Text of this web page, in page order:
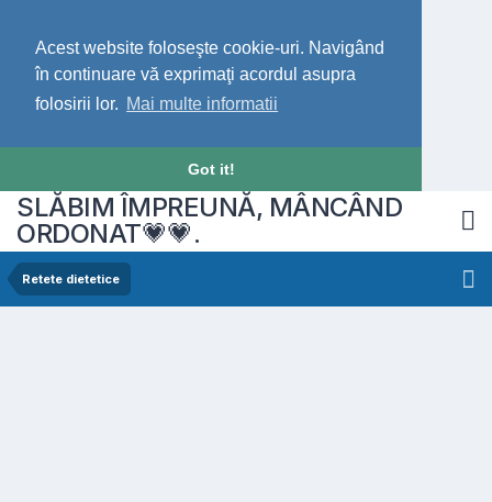
Acest website foloseşte cookie-uri. Navigând
în continuare vă exprimaţi acordul asupra
folosirii lor. Mai multe informatii
Got it!
SLĂBIM ÎMPREUNĂ, MÂNCÂND
ORDONAT💗💗.
Retete dietetice